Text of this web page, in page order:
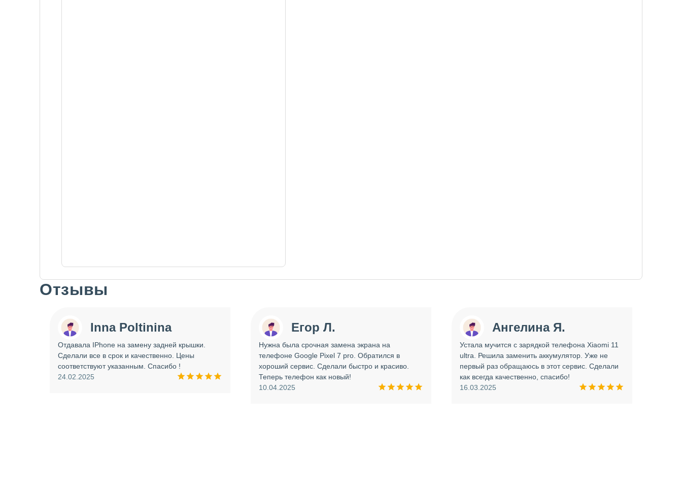
Отзывы
Inna Poltinina
Отдавала IPhone на замену задней крышки.
Сделали все в срок и качественно. Цены
соответствуют указанным. Спасибо !
24.02.2025
Егор Л.
Нужна была срочная замена экрана на
телефоне Google Pixel 7 pro. Обратился в
хороший сервис. Сделали быстро и красиво.
Теперь телефон как новый!
10.04.2025
Ангелина Я.
Устала мучится с зарядкой телефона Xiaomi 11
ultra. Решила заменить аккумулятор. Уже не
первый раз обращаюсь в этот сервис. Сделали
как всегда качественно, спасибо!
16.03.2025